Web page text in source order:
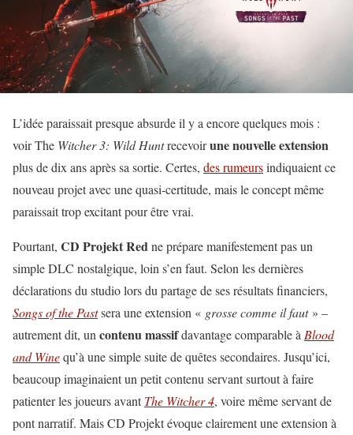
L’idée paraissait presque absurde il y a encore quelques mois :
voir The Witcher 3: Wild Huntrecevoirune nouvelle extension
plus de dix ans après sa sortie. Certes, des rumeursindiquaient ce
nouveau projet avec une quasi-certitude, mais le concept même
paraissait trop excitant pour être vrai.
Pourtant, CD Projekt Redne prépare manifestement pas un
simple DLC nostalgique, loin s’en faut. Selon les dernières
déclarations du studio lors du partage de ses résultats financiers,
Songs of the Pastsera une extension « grosse comme il faut» –
autrement dit, un contenu massifdavantage comparable à Blood
and Winequ’à une simple suite de quêtes secondaires. Jusqu’ici,
beaucoup imaginaient un petit contenu servant surtout à faire
patienter les joueurs avantThe Witcher 4, voire même servant de
pont narratif. Mais CD Projekt évoque clairement une extension à